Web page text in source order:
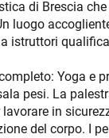
di Brescia
luogo
istruttori
Yoga e
pesi. La
in
del corpo. I